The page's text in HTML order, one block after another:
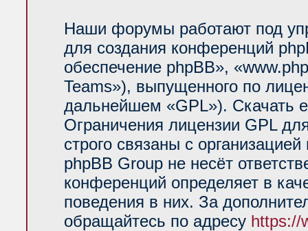
Наши форумы работают под
для создания конференций
обеспечение phpBB»,
Teams»), выпущенного по
дальнейшем «GPL»). Скачать
Ограничения лицензии GPL
строго связаны с
phpBB Group не несёт
конференций определяет в
поведения в них. За
обращайтесь по адресу https://